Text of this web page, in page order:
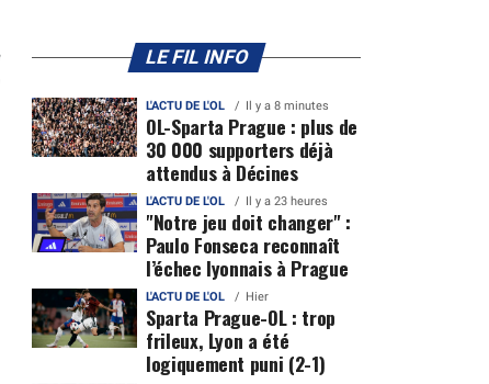
LE FIL INFO
L'ACTU DE L'OL Il y a 8 minutes
OL-Sparta Prague : plus de
30 000 supporters déjà
attendus à Décines
L'ACTU DE L'OL Il y a 23 heures
"Notre jeu doit changer" :
Paulo Fonseca reconnaît
l’échec lyonnais à Prague
L'ACTU DE L'OL Hier
Sparta Prague-OL : trop
frileux, Lyon a été
logiquement puni (2-1)